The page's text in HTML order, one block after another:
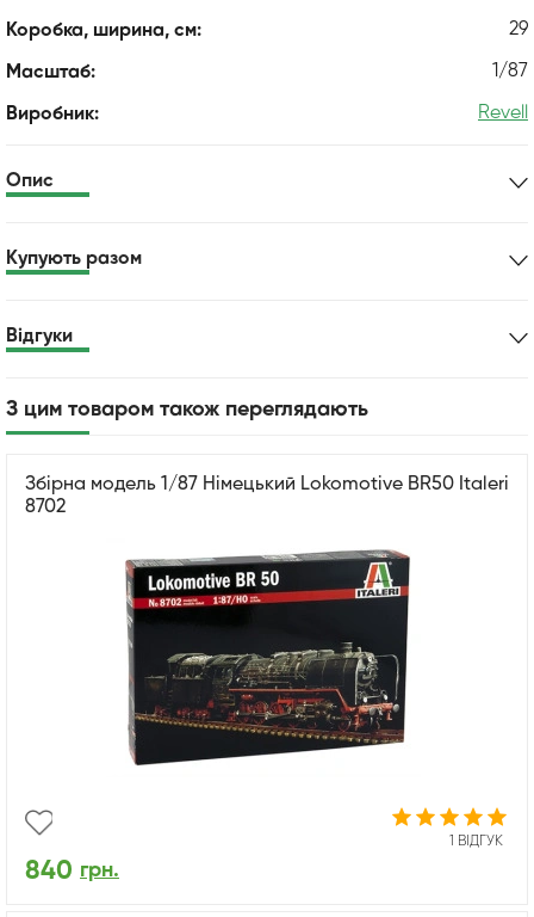
Коробка, ширина, см: 29
Масштаб: 1/87
Виробник: Revell
Опис
Купують разом
Відгуки
З цим товаром також переглядають
Збірна модель 1/87 Німецький Lokomotive BR50 Italeri
8702
1 ВІДГУК
840 грн.